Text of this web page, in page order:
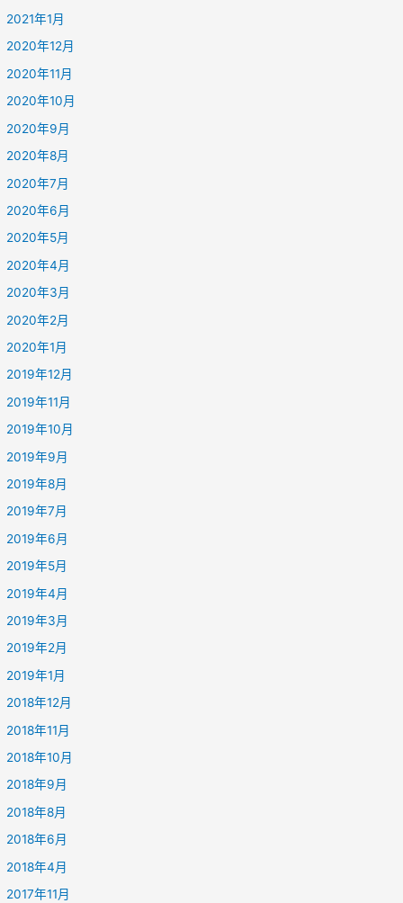
2021年1月
2020年12月
2020年11月
2020年10月
2020年9月
2020年8月
2020年7月
2020年6月
2020年5月
2020年4月
2020年3月
2020年2月
2020年1月
2019年12月
2019年11月
2019年10月
2019年9月
2019年8月
2019年7月
2019年6月
2019年5月
2019年4月
2019年3月
2019年2月
2019年1月
2018年12月
2018年11月
2018年10月
2018年9月
2018年8月
2018年6月
2018年4月
2017年11月